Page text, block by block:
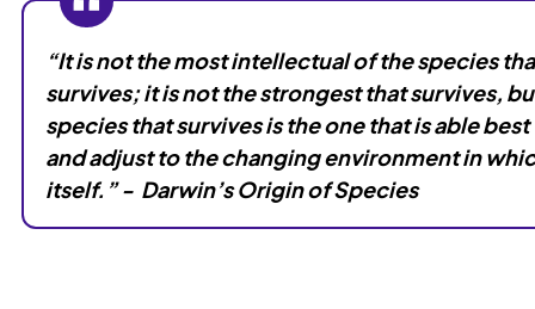
“It is not the most intellectual of the species
survives; it is not the strongest that survives,
species that survives is the one that is able
and adjust to the changing environment in
itself.” - Darwin’s Origin of Species